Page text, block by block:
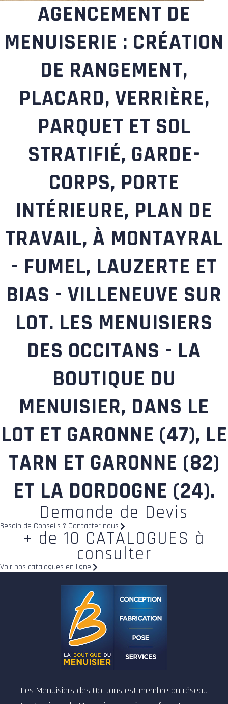
AGENCEMENT DE
MENUISERIE : CRÉATION
DE RANGEMENT,
PLACARD, VERRIÈRE,
PARQUET ET SOL
STRATIFIÉ, GARDE-
CORPS, PORTE
INTÉRIEURE, PLAN DE
TRAVAIL, À MONTAYRAL
- FUMEL, LAUZERTE ET
BIAS - VILLENEUVE SUR
LOT. LES MENUISIERS
DES OCCITANS - LA
BOUTIQUE DU
MENUISIER, DANS LE
LOT ET GARONNE (47), LE
TARN ET GARONNE (82)
ET LA DORDOGNE (24).
Demande de Devis
Besoin de Conseils ? Contacter nous
+ de 10 CATALOGUES à
consulter
Voir nos catalogues en ligne
Les Menuisiers des Occitans est membre du réseau